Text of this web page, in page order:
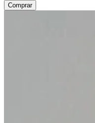
Comprar